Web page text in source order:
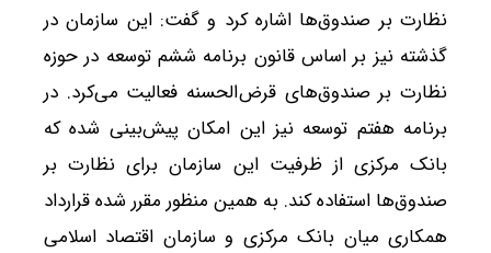
نظارت بر صندوق‌ها اشاره کرد و گفت: این سازمان در
گذشته نیز بر اساس قانون برنامه ششم توسعه در حوزه
نظارت بر صندوق‌های قرض‌الحسنه فعالیت می‌کرد. در
برنامه هفتم توسعه نیز این امکان پیش‌بینی شده که
بانک مرکزی از ظرفیت این سازمان برای نظارت بر
صندوق‌ها استفاده کند. به همین منظور مقرر شده قرارداد
همکاری میان بانک مرکزی و سازمان اقتصاد اسلامی